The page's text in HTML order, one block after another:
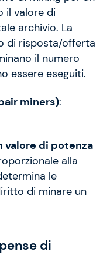
il valore di
archivio. La
di risposta/offerta
il numero
essere eseguiti.
miners):
valore di potenza
alla
le
di minare un
di